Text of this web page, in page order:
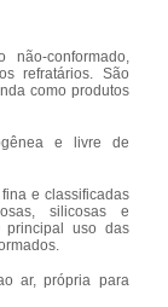
conformado,
refratários. São
como produtos
e livre de
e classificadas
silicosas e
principal uso das
ar, própria para